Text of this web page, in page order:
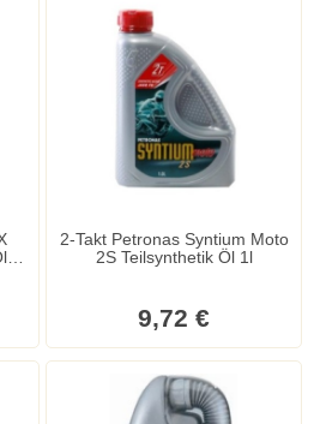
2-Takt Petronas Syntium Moto
2S Teilsynthetik Öl 1l
9,72 €